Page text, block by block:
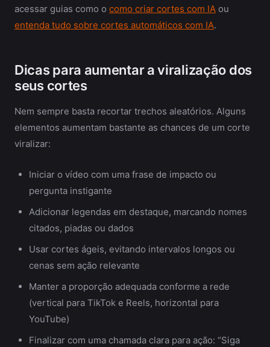
acessar guias como o como criar cortes com IA ou
entenda tudo sobre cortes automáticos com IA.
Dicas para aumentar a viralização dos
seus cortes
Nem sempre basta recortar trechos aleatórios. Alguns
elementos aumentam bastante as chances de um corte
viralizar:
Iniciar o vídeo com uma frase de impacto ou
pergunta instigante
Adicionar legendas em destaque, marcando nomes
citados, piadas ou dados
Usar cortes ágeis, evitando intervalos longos ou
cenas sem ação relevante
Manter a proporção adequada conforme a rede
(vertical para TikTok e Reels, horizontal para
YouTube)
Finalizar com uma chamada clara para ação: “Siga